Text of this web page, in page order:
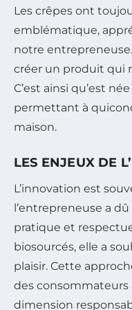
Les crêpes ont
emblématique,
notre entrepreneuse.
créer un produit qui
C’est ainsi qu’est
permettant à
maison.
LES ENJEUX DE
L’innovation est
l’entrepreneuse a
pratique et
biosourcés, elle a
plaisir. Cette
des consommateurs
dimension